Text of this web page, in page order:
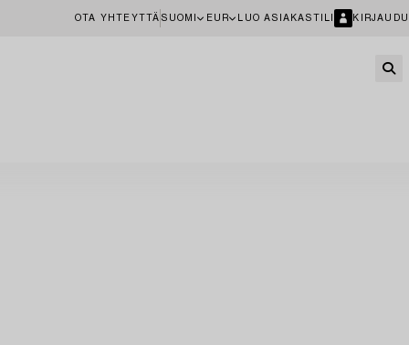
OTA YHTEYTTÄ SUOMI EUR LUO ASIAKASTILI KIRJAUDU